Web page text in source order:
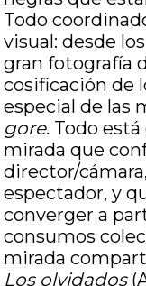
Todo
visual: desde
gran fotografía
cosificación de
especial de las
gore. Todo
mirada que
director/
espectador, y
converger a
consumos
mirada
Los olvidados